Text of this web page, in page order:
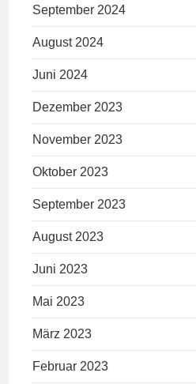
September 2024
August 2024
Juni 2024
Dezember 2023
November 2023
Oktober 2023
September 2023
August 2023
Juni 2023
Mai 2023
März 2023
Februar 2023